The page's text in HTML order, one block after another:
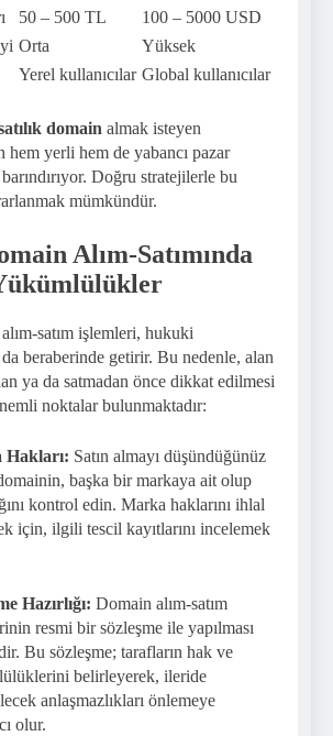
50 – 500 TL
100 – 5000 USD
Orta
Yüksek
Yerel kullanıcılar Global kullanıcılar
domain almak isteyen
hem yerli hem de yabancı pazar
Doğru stratejilerle bu
mümkündür.
Alım-Satımında
satım işlemleri, hukuki
beraberinde getirir. Bu nedenle, alan
ya da satmadan önce dikkat edilmesi
noktalar bulunmaktadır:
Satın almayı düşündüğünüz
başka bir markaya ait olup
kontrol edin. Marka haklarını ihlal
için, ilgili tescil kayıtlarını incelemek
Hazırlığı: Domain alım-satım
resmi bir sözleşme ile yapılması
Bu sözleşme; tarafların hak ve
belirleyerek, ileride
anlaşmazlıkları önlemeye
olur.